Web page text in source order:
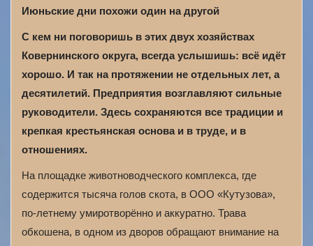
Июньские дни похожи один на другой
С кем ни поговоришь в этих двух хозяйствах
Ковернинского округа, всегда услышишь: всё идёт
хорошо. И так на протяжении не отдельных лет, а
десятилетий. Предприятия возглавляют сильные
руководители. Здесь сохраняются все традиции и
крепкая крестьянская основа и в труде, и в
отношениях.
На площадке животноводческого комплекса, где
содержится тысяча голов скота, в ООО «Кутузова»,
по-летнему умиротворённо и аккуратно. Трава
обкошена, в одном из дворов обращают внимание на